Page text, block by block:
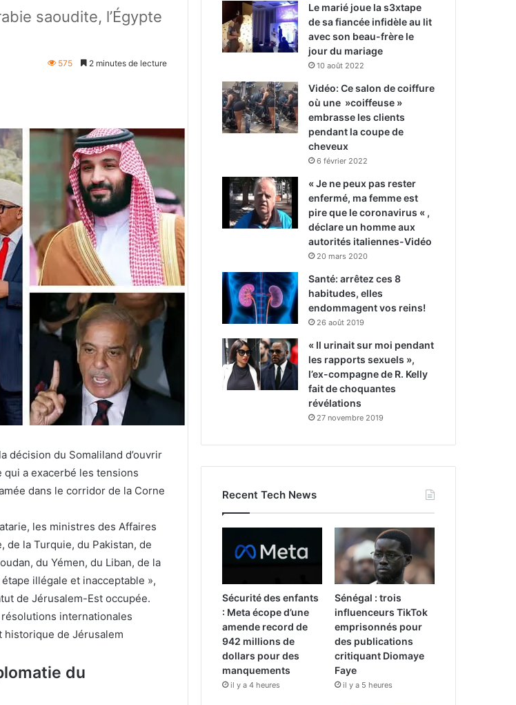
saoudite, l’Égypte
575 2 minutes de lecture
décision du Somaliland d’ouvrir
qui a exacerbé les tensions
dans le corridor de la Corne
les ministres des Affaires
de la Turquie, du Pakistan, de
du Yémen, du Liban, de la
illégale et inacceptable »,
de Jérusalem-Est occupée.
internationales
de Jérusalem
du
Le marié joue la s3xtape
de sa fiancée infidèle au lit
avec son beau-frère le
jour du mariage
10 août 2022
Vidéo: Ce salon de coiffure
où une »coiffeuse »
embrasse les clients
pendant la coupe de
cheveux
6 février 2022
« Je ne peux pas rester
enfermé, ma femme est
pire que le coronavirus « ,
déclare un homme aux
autorités italiennes-Vidéo
20 mars 2020
Santé: arrêtez ces 8
habitudes, elles
endommagent vos reins!
26 août 2019
« Il urinait sur moi pendant
les rapports sexuels »,
l’ex-compagne de R. Kelly
fait de choquantes
révélations
27 novembre 2019
Recent Tech News
Sécurité des enfants
: Meta écope d’une
amende record de
942 millions de
dollars pour des
manquements
il y a 4 heures
Sénégal : trois
influenceurs TikTok
emprisonnés pour
des publications
critiquant Diomaye
Faye
il y a 5 heures